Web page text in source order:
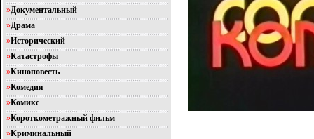
»Документальный
»Драма
»Исторический
»Катастрофы
»Киноповесть
»Комедия
»Комикс
»Короткометражный фильм
»Криминальный